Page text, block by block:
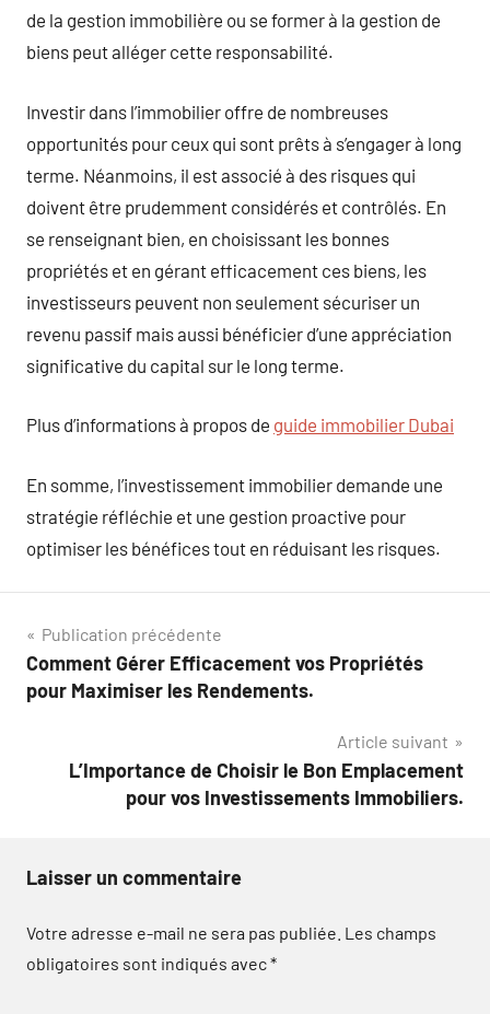
de la gestion immobilière ou se former à la gestion de
biens peut alléger cette responsabilité.
Investir dans l’immobilier offre de nombreuses
opportunités pour ceux qui sont prêts à s’engager à long
terme. Néanmoins, il est associé à des risques qui
doivent être prudemment considérés et contrôlés. En
se renseignant bien, en choisissant les bonnes
propriétés et en gérant efficacement ces biens, les
investisseurs peuvent non seulement sécuriser un
revenu passif mais aussi bénéficier d’une appréciation
significative du capital sur le long terme.
Plus d’informations à propos de guide immobilier Dubai
En somme, l’investissement immobilier demande une
stratégie réfléchie et une gestion proactive pour
optimiser les bénéfices tout en réduisant les risques.
Navigation
de
Publication précédente
Comment Gérer Efficacement vos Propriétés
pour Maximiser les Rendements.
Article suivant
L’Importance de Choisir le Bon Emplacement
pour vos Investissements Immobiliers.
Laisser un commentaire
Votre adresse e-mail ne sera pas publiée. Les champs
obligatoires sont indiqués avec*